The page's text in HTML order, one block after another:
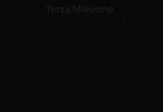
Terza Missione